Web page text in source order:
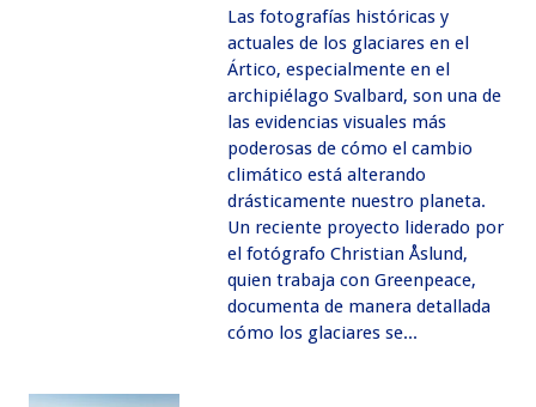
Las fotografías históricas y
actuales de los glaciares en el
Ártico, especialmente en el
archipiélago Svalbard, son una de
las evidencias visuales más
poderosas de cómo el cambio
climático está alterando
drásticamente nuestro planeta.
Un reciente proyecto liderado por
el fotógrafo Christian Åslund,
quien trabaja con Greenpeace,
documenta de manera detallada
cómo los glaciares se...